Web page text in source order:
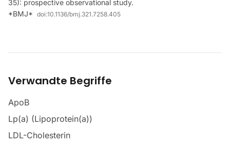
35): prospective observational study.
*BMJ* doi:10.1136/bmj.321.7258.405
Verwandte Begriffe
ApoB
Lp(a) (Lipoprotein(a))
LDL-Cholesterin